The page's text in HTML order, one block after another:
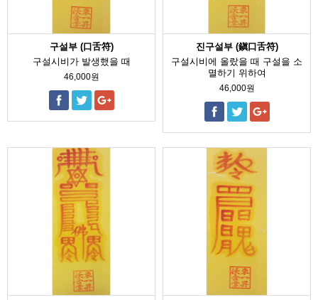
구설부 (口舌符)
구설시비가 발생했을 때
46,000원
진구설부 (鎭口舌符)
구설시비에 올랐을 때 구설을 소
멸하기 위하여
46,000원